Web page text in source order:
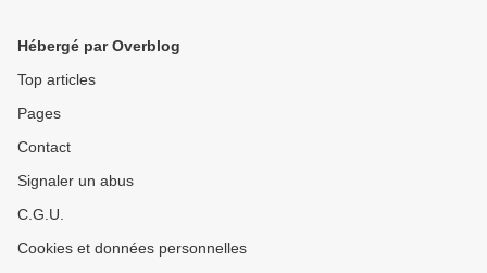
Hébergé par Overblog
Top articles
Pages
Contact
Signaler un abus
C.G.U.
Cookies et données personnelles